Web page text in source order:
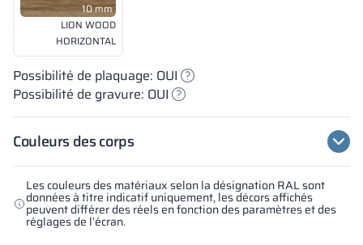
Les couleurs des matériaux selon la désignation RAL sont
données à titre indicatif uniquement, les décors affichés
peuvent différer des réels en fonction des paramètres et des
réglages de l’écran.
10 mm
LION WOOD
HORIZONTAL
Possibilité de plaquage: OUI
Possibilité de gravure: OUI
Couleurs des corps